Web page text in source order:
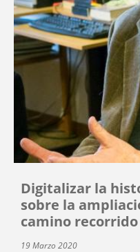
Digitalizar la
sobre la
camino recorrido
19 Marzo 2020